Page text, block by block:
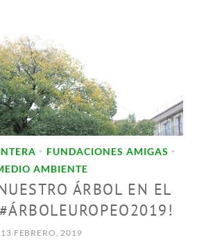
• FUNDACIONES AMIGAS •
AMBIENTE
ÁRBOL EN EL
13 FEBRERO, 2019